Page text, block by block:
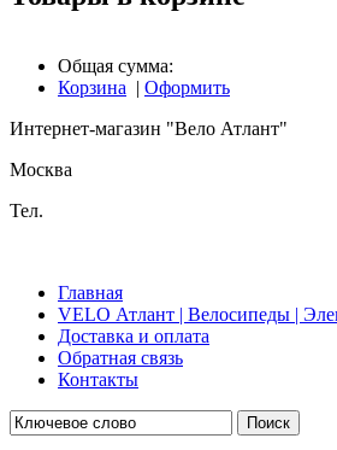
Общая сумма:
Корзина | Оформить
Интернет-магазин "Вело Атлант"
Москва
Тел.
Главная
VELO Атлант | Велосипеды |
Доставка и оплата
Обратная связь
Контакты
Поиск